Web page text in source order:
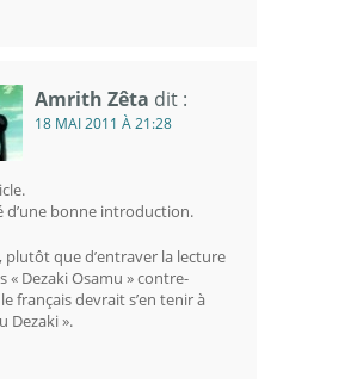
Amrith Zêta dit :
18 MAI 2011 À 21:28
d’une bonne introduction.
plutôt que d’entraver la lecture
« Dezaki Osamu » contre-
français devrait s’en tenir à
Dezaki ».